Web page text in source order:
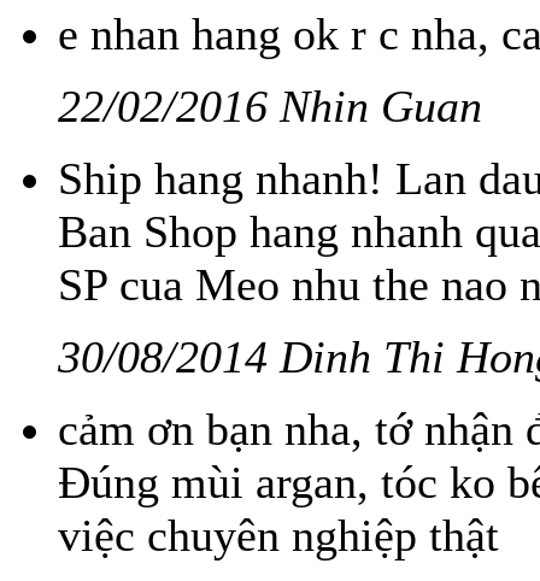
e nhan hang ok r c nha,
22/02/2016 Nhin Guan
Ship hang nhanh! Lan
Ban Shop hang nhanh
SP cua Meo nhu the nao
30/08/2014 Dinh Thi
cảm ơn bạn nha, tớ
Đúng mùi argan, tóc ko
việc chuyên nghiệp thật